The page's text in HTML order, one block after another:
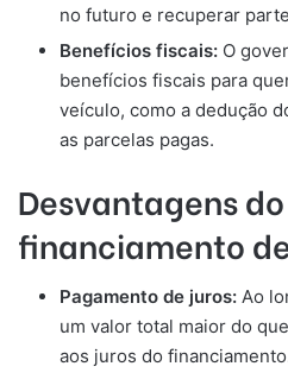
no futuro e recuperar
Benefícios fiscais: O
benefícios fiscais para
veículo, como a dedução
as parcelas pagas.
Desvantagens do
financiamento
Pagamento de juros: Ao
um valor total maior do
aos juros do